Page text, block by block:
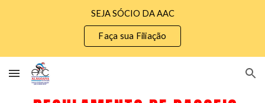
SEJA SÓCIO DA AAC
Faça sua Filiação